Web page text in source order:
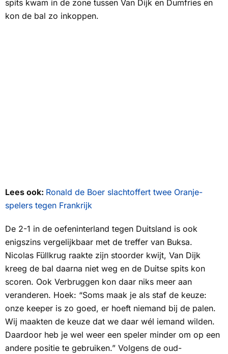
spits kwam in de zone tussen Van Dijk en Dumfries en
kon de bal zo inkoppen.
Lees ook: Ronald de Boer slachtoffert twee Oranje-
spelers tegen Frankrijk
De 2-1 in de oefeninterland tegen Duitsland is ook
enigszins vergelijkbaar met de treffer van Buksa.
Nicolas Füllkrug raakte zijn stoorder kwijt, Van Dijk
kreeg de bal daarna niet weg en de Duitse spits kon
scoren. Ook Verbruggen kon daar niks meer aan
veranderen. Hoek: “Soms maak je als staf de keuze:
onze keeper is zo goed, er hoeft niemand bij de palen.
Wij maakten de keuze dat we daar wél iemand wilden.
Daardoor heb je wel weer een speler minder om op een
andere positie te gebruiken.” Volgens de oud-